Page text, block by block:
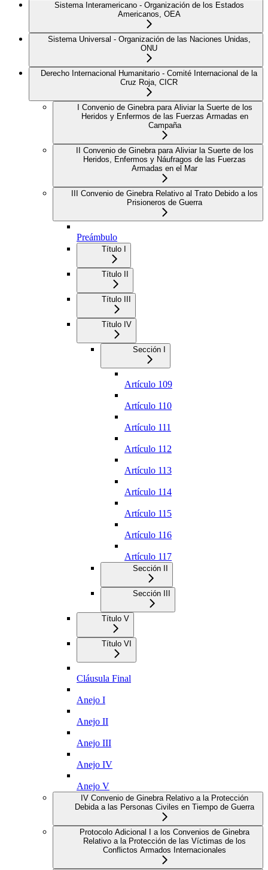
Sistema Interamericano - Organización de los Estados
Americanos, OEA
Sistema Universal - Organización de las Naciones Unidas,
ONU
Derecho Internacional Humanitario - Comité Internacional de la
Cruz Roja, CICR
I Convenio de Ginebra para Aliviar la Suerte de los
Heridos y Enfermos de las Fuerzas Armadas en
Campaña
II Convenio de Ginebra para Aliviar la Suerte de los
Heridos, Enfermos y Náufragos de las Fuerzas
Armadas en el Mar
III Convenio de Ginebra Relativo al Trato Debido a los
Prisioneros de Guerra
Preámbulo
Título I
Título II
Título III
Título IV
Sección I
Artículo 109
Artículo 110
Artículo 111
Artículo 112
Artículo 113
Artículo 114
Artículo 115
Artículo 116
Artículo 117
Sección II
Sección III
Título V
Título VI
Cláusula Final
Anejo I
Anejo II
Anejo III
Anejo IV
Anejo V
IV Convenio de Ginebra Relativo a la Protección
Debida a las Personas Civiles en Tiempo de Guerra
Protocolo Adicional I a los Convenios de Ginebra
Relativo a la Protección de las Víctimas de los
Conflictos Armados Internacionales